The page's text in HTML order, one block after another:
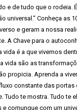
e de tudo que o rodeia.
universal.” Conheça as
e geram a nossa
A Chave para o
vida é a que vivemos
vida são as
propicia. Aprenda a
constante das portas
Tudo te mostra. Tudo te
e comungue com um